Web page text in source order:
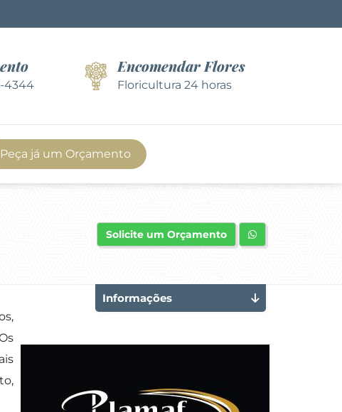
4344
Encomendar Flores
Floricultura 24 horas
Peça já um Orçamento
Solicite um Orçamento
Informações